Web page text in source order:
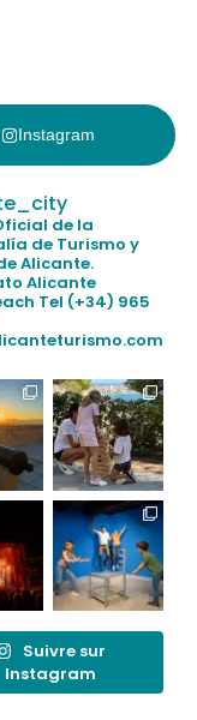
Instagram
de la
de Turismo y
Alicante.
Alicante
Tel (+34) 965
Suivre sur
Instagram